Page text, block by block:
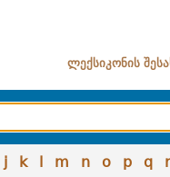
ლექსიკონის
j k l m n o p q r